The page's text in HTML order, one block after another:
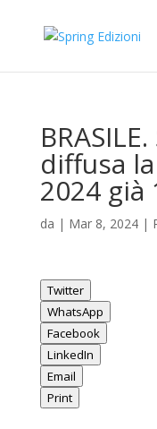
diffusa
2024
da | Mar 8, 2024|
Twitter
WhatsApp
Facebook
LinkedIn
Email
Print